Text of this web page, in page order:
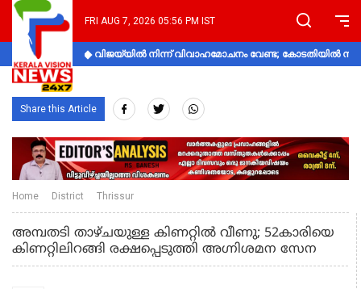
FRI AUG 7, 2026 05:56 PM IST
വിജയ്‌യിൽ നിന്ന് വിവാഹമോചനം വേണ്ട; കോടതിയിൽ
Share this Article
Home District Thrissur
അമ്പതടി താഴ്ചയുള്ള കിണറ്റിൽ വീണു; 52കാരിയെ
കിണറ്റിലിറങ്ങി രക്ഷപ്പെടുത്തി അഗ്നിശമന സേന